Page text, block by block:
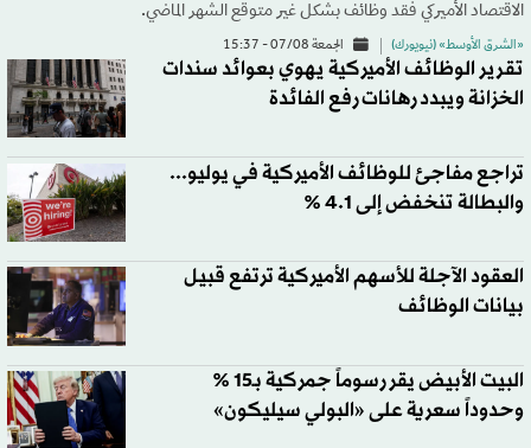
الاقتصاد الأميركي فقد وظائف بشكل غير متوقع الشهر الماضي.
«الشرق الأوسط» (نيويورك) الجمعة 07/08 - 15:37
تقرير الوظائف الأميركية يهوي بعوائد سندات
الخزانة ويبدد رهانات رفع الفائدة
تراجع مفاجئ للوظائف الأميركية في يوليو...
والبطالة تنخفض إلى 4.1 %
العقود الآجلة للأسهم الأميركية ترتفع قبيل
بيانات الوظائف
البيت الأبيض يقر رسوماً جمركية بـ15 %
وحدوداً سعرية على «البولي سيليكون»